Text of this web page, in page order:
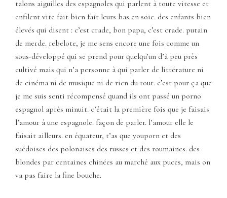
talons aiguilles des espagnoles qui parlent à toute vitesse et
enfilent vite fait bien fait leurs bas en soie. des enfants bien
élevés qui disent : c’est crade, bon papa, c’est crade. putain
de merde. rebelote, je me sens encore une fois comme un
sous-développé qui se prend pour quelqu’un d’à peu près
cultivé mais qui n’a personne à qui parler de littérature ni
de cinéma ni de musique ni de rien du tout. c’est pour ça que
je me suis senti récompensé quand ils ont passé un porno
espagnol après minuit. c’était la première fois que je faisais
l’amour à une espagnole. façon de parler. l’amour elle le
faisait ailleurs. en équateur, t’as que youporn et des
suédoises des polonaises des russes et des roumaines. des
blondes par centaines chinées au marché aux puces, mais on
va pas faire la fine bouche.